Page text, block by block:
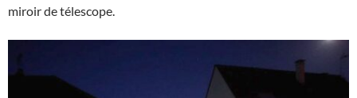
miroir de télescope.